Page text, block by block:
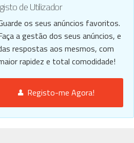
de Utilizador
os seus anúncios favoritos.
a gestão dos seus anúncios, e
respostas aos mesmos, com
rapidez e total comodidade!
Registo-me Agora!